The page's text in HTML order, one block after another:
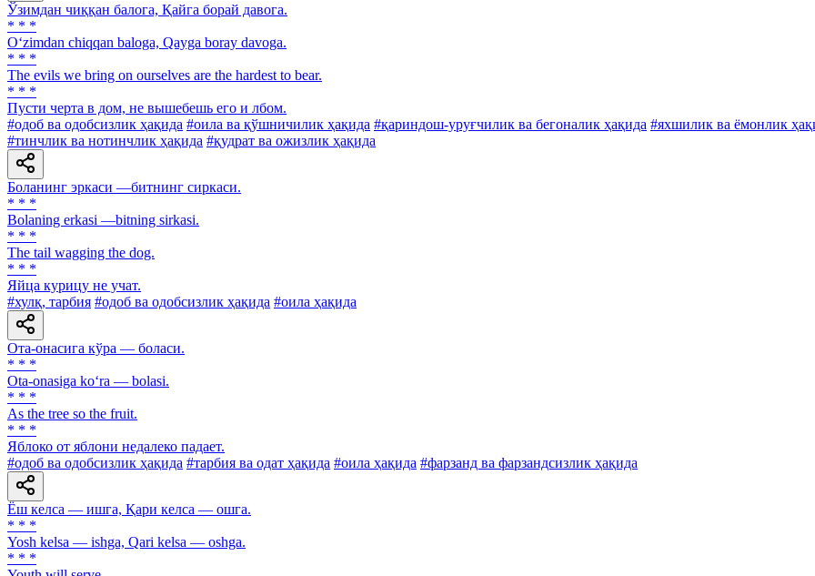
Ўзимдан чиққан балога, Қайга борай давога.
* * *
O‘zimdan chiqqan baloga, Qayga boray davoga.
* * *
The evils we bring on ourselves are the hardest to bear.
* * *
Пусти черта в дом, не вышебешь его и лбом.
#одоб ва одобсизлик ҳақида #оила ва қўшничилик ҳақида #қариндош-уруғчилик ва бегоналик ҳақида #яхшилик ва ёмонлик
#тинчлик ва нотинчлик ҳақида #қудрат ва ожизлик ҳақида
Боланинг эркаси —битнинг сиркаси.
* * *
Bolaning erkasi —bitning sirkasi.
* * *
The tail wagging the dog.
* * *
Яйца курицу не учат.
#хулқ, тарбия #одоб ва одобсизлик ҳақида #оила ҳақида
Ота-онасига кўра — боласи.
* * *
Ota-onasiga ko‘ra — bolasi.
* * *
As the tree so the fruit.
* * *
Яблоко от яблони недалеко падает.
#одоб ва одобсизлик ҳақида #тарбия ва одат ҳақида #оила ҳақида #фарзанд ва фарзандсизлик ҳақида
Ёш келса — ишга, Қари келса — ошга.
* * *
Yosh kelsa — ishga, Qari kelsa — oshga.
* * *